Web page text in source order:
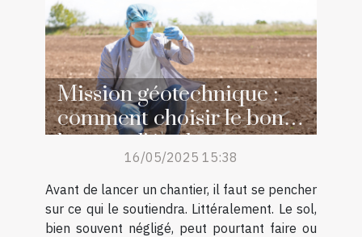
Mission géotechnique :
comment choisir le bon
bureau d’étude pour votre
projet ?16/05/2025 15:38
Avant de lancer un chantier, il faut se pencher
sur ce qui le soutiendra. Littéralement. Le sol,
bien souvent négligé, peut pourtant faire ou